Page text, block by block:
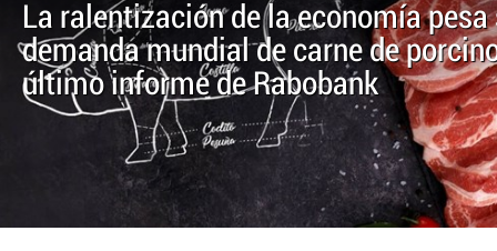
La ralentización de la economía pesa
demanda mundial de carne de
último informe de Rabobank